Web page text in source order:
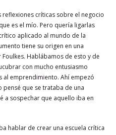
críticas sobre el negocio
es el mío. Pero quería ligarlas
aplicado al mundo de la
tiene su origen en una
Hablábamos de esto y de
con mucho entusiasmo
al emprendimiento. Ahí empezó
que se trataba de una
a sospechar que aquello iba en
hablar de crear una escuela crítica